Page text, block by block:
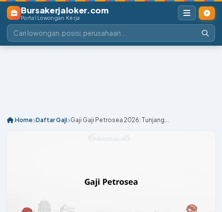
Bursakerjaloker.com
Portal Lowongan Kerja
Home Daftar Gaji Gaji Gaji Petrosea 2026: Tunjang...